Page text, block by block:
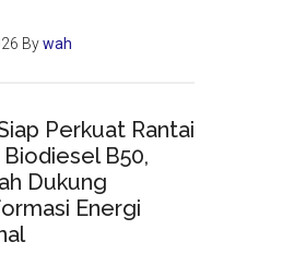
Bywah
Perkuat Rantai
Biodiesel B50,
Dukung
Energi